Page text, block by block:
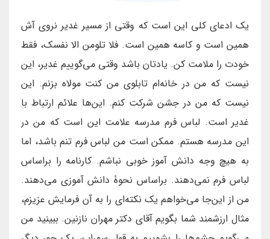
یک ادعای کلی این است که وقتی از مسیر غدیر نروی آش
همین است و کاسه همین است. فلا تلومن الا نفسک، فقط
خودت را ملامت کن. یادتان باشد وقتی می‌گوییم غدیر، این‌
نیست که من در خانه‌ام تابلوی من کنت مولاه بزنم. این
نیست که من در جشن شرکت کنم. این‌ها علائم ارتباط با
غدیر است. لباس فرم مدرسه علامت این است که من در
این مدرسه هستم. ممکن است من لباس فرم تنم باشد، اما
به هیچ وجه دانش آموز خوبی نباشم. کارنامه را براساس
لباس فرم نمی‌دهند. براساس نحوۀ دانش آموزی می‌دهند.
من از این‌جا می‌خواهم یک نکته‌ای را به آن فرمایش عزیزم،
مثال ارزشمند شما بگویم آقای دکتر مهران نازنین. ببینید من